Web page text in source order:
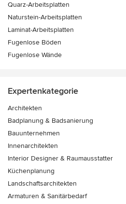
Quarz-Arbeitsplatten
Naturstein-Arbeitsplatten
Laminat-Arbeitsplatten
Fugenlose Böden
Fugenlose Wände
Expertenkategorie
Architekten
Badplanung & Badsanierung
Bauunternehmen
Innenarchitekten
Interior Designer & Raumausstatter
Küchenplanung
Landschaftsarchitekten
Armaturen & Sanitärbedarf